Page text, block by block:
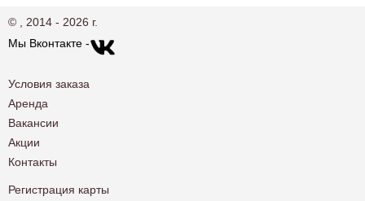
© , 2014 - 2026 г.
Мы Вконтакте -
Условия заказа
Аренда
Вакансии
Акции
Контакты
Регистрация карты